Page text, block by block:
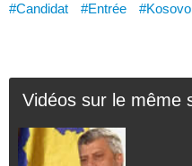
#Candidat #Entrée #Kosovo
Vidéos sur le même